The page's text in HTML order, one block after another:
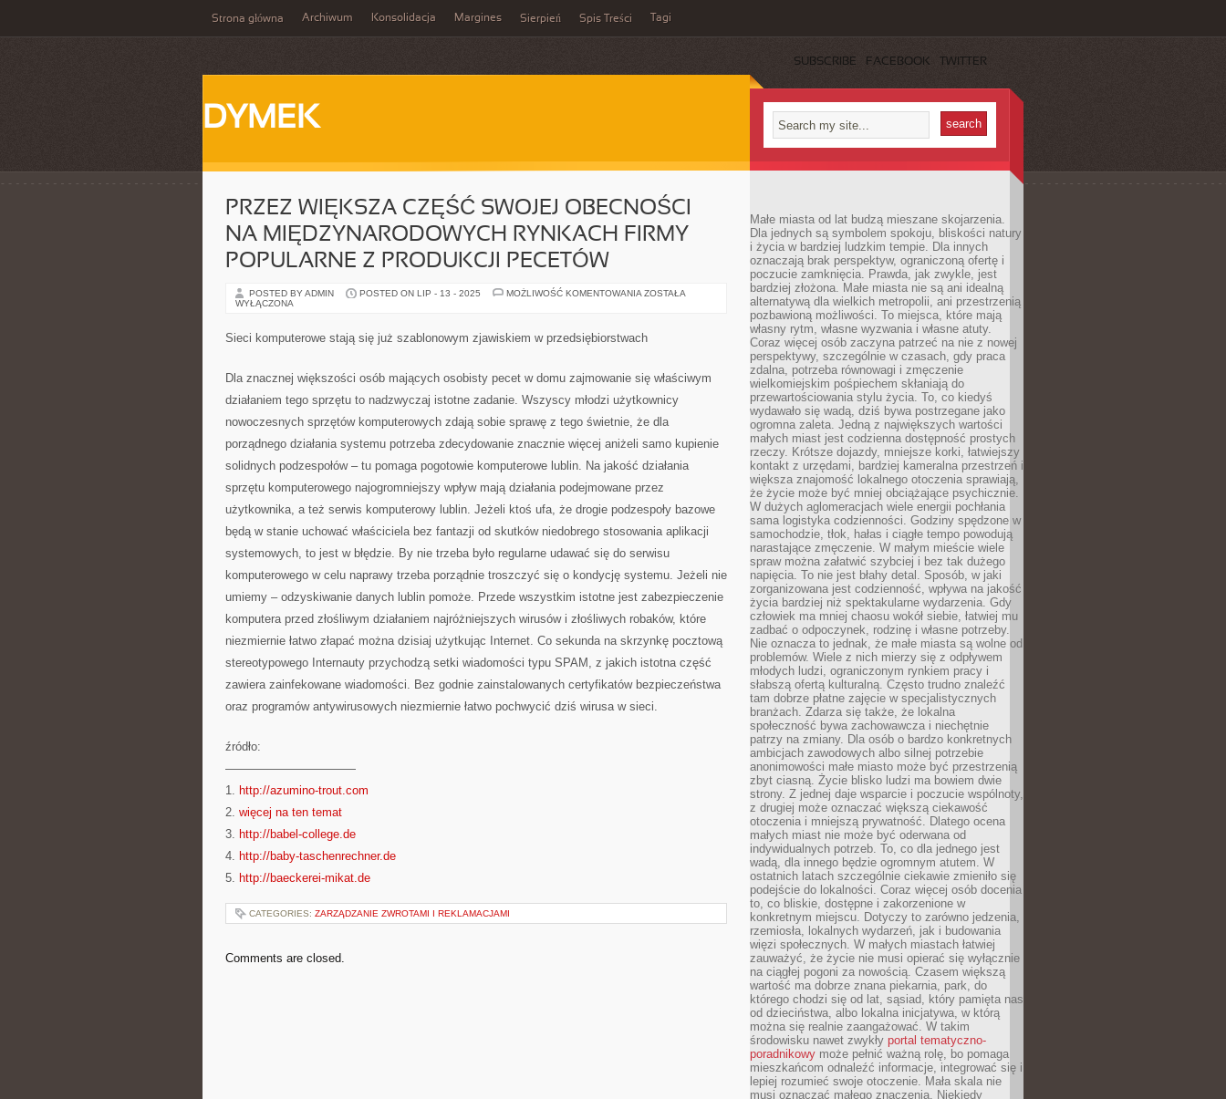
Strona główna Archiwum Konsolidacja Margines Sierpień Spis Treści Tagi
SUBSCRIBE FACEBOOK TWITTER
DYMEK
PRZEZ WIĘKSZA CZĘŚĆ SWOJEJ OBECNOŚCI
NA MIĘDZYNARODOWYCH RYNKACH FIRMY
POPULARNE Z PRODUKCJI PECETÓW
POSTED BY ADMIN POSTED ON LIP - 13 - 2025 MOŻLIWOŚĆ KOMENTOWANIA PRZEZ
NA
FIRMY
POPULARNE
PRODUKCJI
ZOSTAŁA
WYŁĄCZONA
Sieci komputerowe stają się już szablonowym zjawiskiem w przedsiębiorstwach
Dla znacznej większości osób mających osobisty pecet w domu zajmowanie się właściwym
działaniem tego sprzętu to nadzwyczaj istotne zadanie. Wszyscy młodzi użytkownicy
nowoczesnych sprzętów komputerowych zdają sobie sprawę z tego świetnie, że dla
porządnego działania systemu potrzeba zdecydowanie znacznie więcej aniżeli samo kupienie
solidnych podzespołów – tu pomaga pogotowie komputerowe lublin. Na jakość działania
sprzętu komputerowego najogromniejszy wpływ mają działania podejmowane przez
użytkownika, a też serwis komputerowy lublin. Jeżeli ktoś ufa, że drogie podzespoły bazowe
będą w stanie uchować właściciela bez fantazji od skutków niedobrego stosowania aplikacji
systemowych, to jest w błędzie. By nie trzeba było regularne udawać się do serwisu
komputerowego w celu naprawy trzeba porządnie troszczyć się o kondycję systemu. Jeżeli nie
umiemy – odzyskiwanie danych lublin pomoże. Przede wszystkim istotne jest zabezpieczenie
komputera przed złośliwym działaniem najróżniejszych wirusów i złośliwych robaków, które
niezmiernie łatwo złapać można dzisiaj użytkując Internet. Co sekunda na skrzynkę pocztową
stereotypowego Internauty przychodzą setki wiadomości typu SPAM, z jakich istotna część
zawiera zainfekowane wiadomości. Bez godnie zainstalowanych certyfikatów bezpieczeństwa
oraz programów antywirusowych niezmiernie łatwo pochwycić dziś wirusa w sieci.
źródło:
———————————
1. http://azumino-trout.com
2. więcej na ten temat
3. http://babel-college.de
4. http://baby-taschenrechner.de
5. http://baeckerei-mikat.de
CATEGORIES: ZARZĄDZANIE ZWROTAMI I REKLAMACJAMI
Comments are closed.
Małe miasta od lat budzą mieszane skojarzenia.
Dla jednych są symbolem spokoju, bliskości natury
i życia w bardziej ludzkim tempie. Dla innych
oznaczają brak perspektyw, ograniczoną ofertę i
poczucie zamknięcia. Prawda, jak zwykle, jest
bardziej złożona. Małe miasta nie są ani idealną
alternatywą dla wielkich metropolii, ani przestrzenią
pozbawioną możliwości. To miejsca, które mają
własny rytm, własne wyzwania i własne atuty.
Coraz więcej osób zaczyna patrzeć na nie z nowej
perspektywy, szczególnie w czasach, gdy praca
zdalna, potrzeba równowagi i zmęczenie
wielkomiejskim pośpiechem skłaniają do
przewartościowania stylu życia. To, co kiedyś
wydawało się wadą, dziś bywa postrzegane jako
ogromna zaleta. Jedną z największych wartości
małych miast jest codzienna dostępność prostych
rzeczy. Krótsze dojazdy, mniejsze korki, łatwiejszy
kontakt z urzędami, bardziej kameralna przestrzeń i
większa znajomość lokalnego otoczenia sprawiają,
że życie może być mniej obciążające psychicznie.
W dużych aglomeracjach wiele energii pochłania
sama logistyka codzienności. Godziny spędzone w
samochodzie, tłok, hałas i ciągłe tempo powodują
narastające zmęczenie. W małym mieście wiele
spraw można załatwić szybciej i bez tak dużego
napięcia. To nie jest błahy detal. Sposób, w jaki
zorganizowana jest codzienność, wpływa na jakość
życia bardziej niż spektakularne wydarzenia. Gdy
człowiek ma mniej chaosu wokół siebie, łatwiej mu
zadbać o odpoczynek, rodzinę i własne potrzeby.
Nie oznacza to jednak, że małe miasta są wolne od
problemów. Wiele z nich mierzy się z odpływem
młodych ludzi, ograniczonym rynkiem pracy i
słabszą ofertą kulturalną. Często trudno znaleźć
tam dobrze płatne zajęcie w specjalistycznych
branżach. Zdarza się także, że lokalna
społeczność bywa zachowawcza i niechętnie
patrzy na zmiany. Dla osób o bardzo konkretnych
ambicjach zawodowych albo silnej potrzebie
anonimowości małe miasto może być przestrzenią
zbyt ciasną. Życie blisko ludzi ma bowiem dwie
strony. Z jednej daje wsparcie i poczucie wspólnoty,
z drugiej może oznaczać większą ciekawość
otoczenia i mniejszą prywatność. Dlatego ocena
małych miast nie może być oderwana od
indywidualnych potrzeb. To, co dla jednego jest
wadą, dla innego będzie ogromnym atutem. W
ostatnich latach szczególnie ciekawie zmieniło się
podejście do lokalności. Coraz więcej osób docenia
to, co bliskie, dostępne i zakorzenione w
konkretnym miejscu. Dotyczy to zarówno jedzenia,
rzemiosła, lokalnych wydarzeń, jak i budowania
więzi społecznych. W małych miastach łatwiej
zauważyć, że życie nie musi opierać się wyłącznie
na ciągłej pogoni za nowością. Czasem większą
wartość ma dobrze znana piekarnia, park, do
którego chodzi się od lat, sąsiad, który pamięta nas
od dzieciństwa, albo lokalna inicjatywa, w którą
można się realnie zaangażować. W takim
środowisku nawet zwykły portal tematyczno-
poradnikowy może pełnić ważną rolę, bo pomaga
mieszkańcom odnaleźć informacje, integrować się i
lepiej rozumieć swoje otoczenie. Mała skala nie
musi oznaczać małego znaczenia. Niekiedy